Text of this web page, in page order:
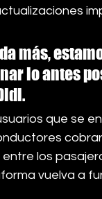
más,
lo antes
que se
los
vuelva a